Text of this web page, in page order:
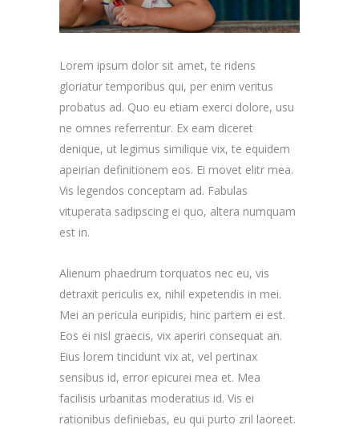
Lorem ipsum dolor sit amet, te ridens
gloriatur temporibus qui, per enim veritus
probatus ad. Quo eu etiam exerci dolore, usu
ne omnes referrentur. Ex eam diceret
denique, ut legimus similique vix, te equidem
apeirian definitionem eos. Ei movet elitr mea.
Vis legendos conceptam ad. Fabulas
vituperata sadipscing ei quo, altera numquam
est in.
Alienum phaedrum torquatos nec eu, vis
detraxit periculis ex, nihil expetendis in mei.
Mei an pericula euripidis, hinc partem ei est.
Eos ei nisl graecis, vix aperiri consequat an.
Eius lorem tincidunt vix at, vel pertinax
sensibus id, error epicurei mea et. Mea
facilisis urbanitas moderatius id. Vis ei
rationibus definiebas, eu qui purto zril laoreet.